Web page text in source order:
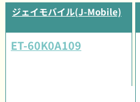
ジェイモバイル(J-Mobile)
ET-60K0A109